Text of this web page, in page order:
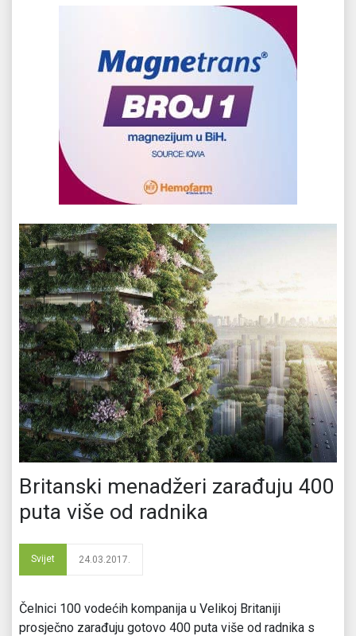
Britanski menadžeri zarađuju 400
puta više od radnika
Svijet 24.03.2017.
Čelnici 100 vodećih kompanija u Velikoj Britaniji
prosječno zarađuju gotovo 400 puta više od radnika s